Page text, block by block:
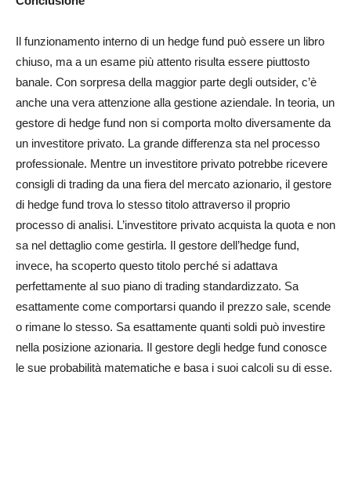
Il funzionamento interno di un hedge fund può essere un libro
chiuso, ma a un esame più attento risulta essere piuttosto
banale. Con sorpresa della maggior parte degli outsider, c’è
anche una vera attenzione alla gestione aziendale. In teoria, un
gestore di hedge fund non si comporta molto diversamente da
un investitore privato. La grande differenza sta nel processo
professionale. Mentre un investitore privato potrebbe ricevere
consigli di trading da una fiera del mercato azionario, il gestore
di hedge fund trova lo stesso titolo attraverso il proprio
processo di analisi. L’investitore privato acquista la quota e non
sa nel dettaglio come gestirla. Il gestore dell’hedge fund,
invece, ha scoperto questo titolo perché si adattava
perfettamente al suo piano di trading standardizzato. Sa
esattamente come comportarsi quando il prezzo sale, scende
o rimane lo stesso. Sa esattamente quanti soldi può investire
nella posizione azionaria. Il gestore degli hedge fund conosce
le sue probabilità matematiche e basa i suoi calcoli su di esse.